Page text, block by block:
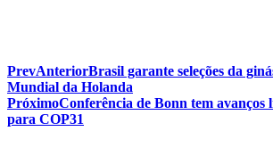
PrevAnteriorBrasil garante seleções da
Mundial da Holanda
PróximoConferência de Bonn tem avanços
para COP31